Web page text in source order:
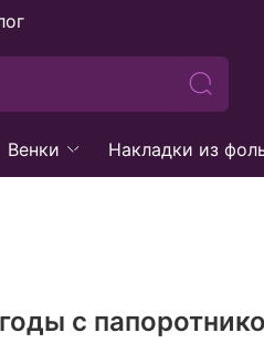
Венки Накладки из
с